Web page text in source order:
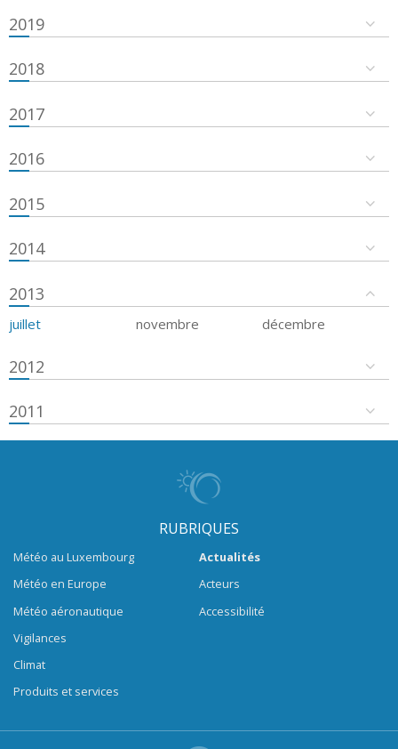
2019
2018
2017
2016
2015
2014
2013
juillet novembre décembre
2012
2011
RUBRIQUES
Météo au Luxembourg
Météo en Europe
Météo aéronautique
Vigilances
Climat
Produits et services
Actualités
Acteurs
Accessibilité